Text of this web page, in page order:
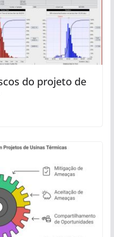
do projeto de